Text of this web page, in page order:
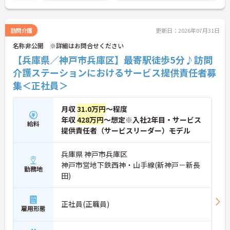
訪問介護 更新日：2026年07月31日
名称非公開 ※詳細はお問合せください
【兵庫県／神戸市兵庫区】最寄駅徒歩5分♪訪問
介護ステーションにおけるサービス提供責任者募
集＜正社員＞
給料
月収31.0万円～程度
年収428万円～想定※入社2年目・サービス
提供責任者（サービスリーダー）モデル
勤務地
兵庫県 神戸市兵庫区
神戸市営地下鉄西神・山手線(新神戸－新長
田)
雇用形態 正社員(正職員)